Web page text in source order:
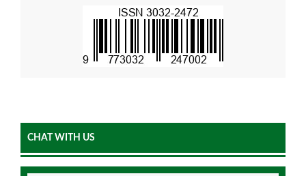
CHAT WITH US